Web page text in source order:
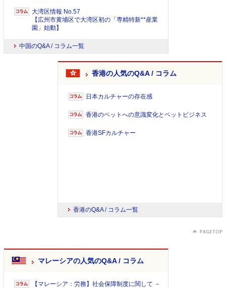
大湾区情報 No.57
【広州市黄埔区で大湾区初の「専精特新**産業
園」始動】
中国のQ&A / コラム一覧
香港の人気のQ&A / コラム
日本カルチャーの存在感
香港のペットへの意識変化とペットビジネス
香港SFカルチャー
香港のQ&A / コラム一覧
マレーシアの人気のQ&A / コラム
【マレーシア：労務】社会保障制度に関して －